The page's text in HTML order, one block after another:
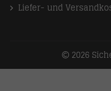
Liefer- und
2026